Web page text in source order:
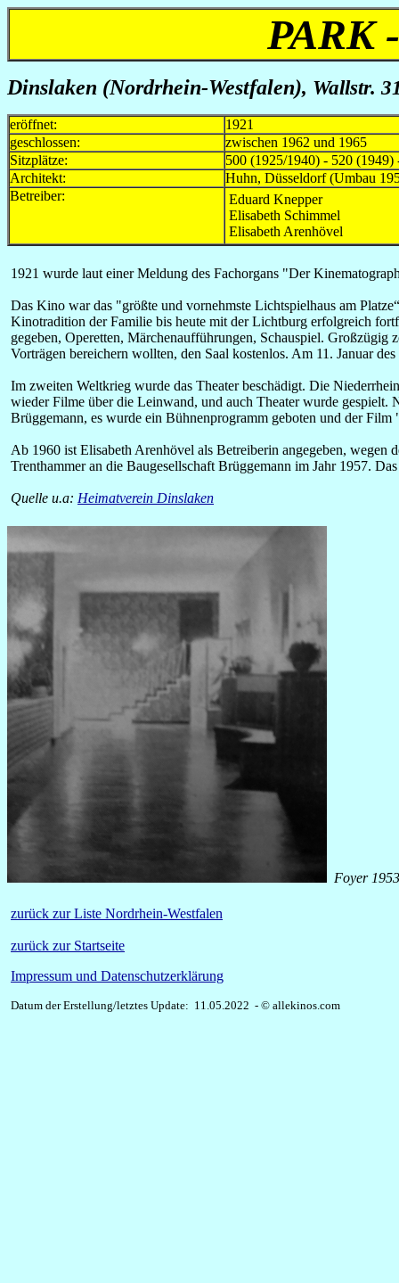
PARK
Dinslaken (Nordrhein-Westfalen), Wallstr.
eröffnet:
1921
geschlossen:
zwischen 1962 und 1965
Sitzplätze:
500 (1925/1940) - 520 (1949)
Architekt:
Huhn, Düsseldorf (Umbau
Betreiber:
Eduard Knepper
Elisabeth Schimmel
Elisabeth Arenhövel
1921 wurde laut einer Meldung des Fachorgans "Der
Das Kino war das "größte und vornehmste Lichtspielhaus am
Kinotradition der Familie bis heute mit der Lichtburg erfolgreich
gegeben, Operetten, Märchenaufführungen, Schauspiel.
Vorträgen bereichern wollten, den Saal kostenlos. Am 11. Januar
Im zweiten Weltkrieg wurde das Theater beschädigt. Die
wieder Filme über die Leinwand, und auch Theater wurde
Brüggemann, es wurde ein Bühnenprogramm geboten und der
Ab 1960 ist Elisabeth Arenhövel als Betreiberin angegeben,
Trenthammer an die Baugesellschaft Brüggemann im Jahr 1957.
Quelle u.a: Heimatverein Dinslaken
Foyer
zurück zur Liste Nordrhein-Westfalen
zurück zur Startseite
Impressum und Datenschutzerklärung
Datum der Erstellung/letztes Update: 11.05.2022 - © allekinos.com